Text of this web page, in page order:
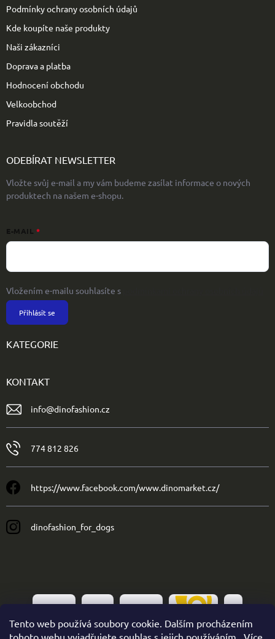
Tento web používá soubory cookie. Dalším procházením
tohoto webu vyjadřujete souhlas s jejich používáním.. Více
Podmínky ochrany osobních údajů
Kde koupíte naše produkty
Naši zákazníci
Doprava a platba
Hodnocení obchodu
Velkoobchod
Pravidla soutěží
ODEBÍRAT NEWSLETTER
Vložte svůj e-mail a my vám budeme zasílat informace o nových
produktech na našem e-shopu.
E-MAIL
Vložením e-mailu souhlasíte s
Přihlásit se
KATEGORIE
KONTAKT
info@dinofashion.cz
774 812 826
https://www.facebook.com/www.dinomarket.cz/
dinofashion_for_dogs